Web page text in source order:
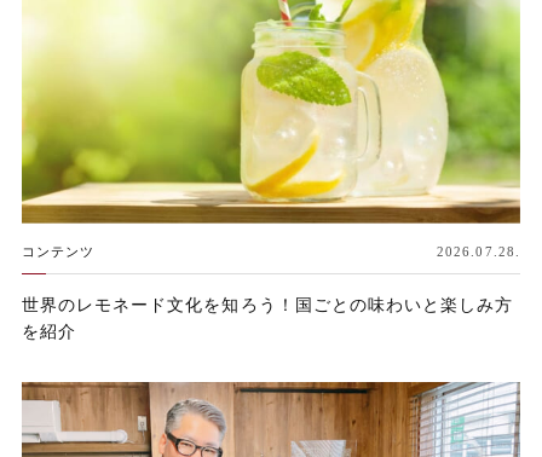
コンテンツ 2026.07.28.
世界のレモネード文化を知ろう！国ごとの味わいと楽しみ方
を紹介